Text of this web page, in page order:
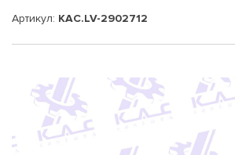
Артикул: KAC.LV-2902712